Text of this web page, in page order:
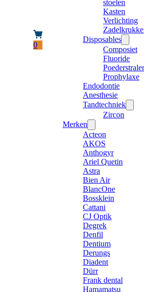
0
stoelen
Kasten
Verlichting
Zadelkrukken
Disposables
Composiet
Fluoride
Poederstraler
Prophylaxe
Endodontie
Anesthesie
Tandtechniek
Zircon
Merken
Acteon
AKOS
Anthogyr
Ariel Quetin
Astra
Bien Air
BlancOne
Bossklein
Cattani
CJ Optik
Degrek
Denfil
Dentium
Derungs
Diadent
Dürr
Frank dental
Hamamatsu